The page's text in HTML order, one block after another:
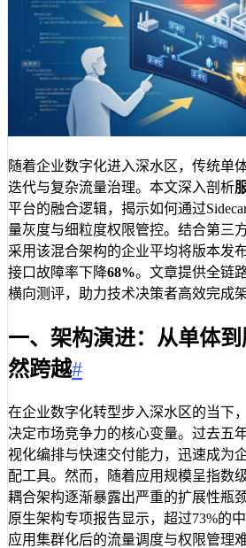
随着企业数字化进入深水区，传统单
迭代与复杂流量治理。本文深入剖析
平台的融合逻辑，揭示如何通过
量灰度与细粒度权限管控。结合第三
采用该混合架构的企业平均将版本发
接口故障率下降68%。文章提供全链
横向测评，助力技术决策者高效完成
一、架构演进：从单体
然跨越#
在企业数字化转型步入深水区的当下
决定市场竞争力的核心变量。过去五年
视化编排与快速交付能力，迅速成为
配工具。然而，随着应用规模呈指数
耦合架构逐渐暴露出严重的扩展性瓶
原生架构专项报告显示，超过73%的
应用集群化后的流量调度与权限管理